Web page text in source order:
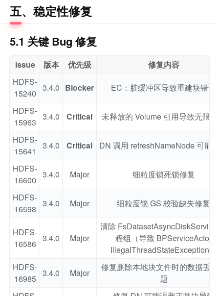
五、稳定性修复
5.1 关键 Bug 修复
Issue 版本 优先级
修复内容
HDFS-
15240
3.4.0 Blocker EC：脏缓冲区导致重建块错误
HDFS-
15963
3.4.0 Critical 未释放的 Volume 引用导致无限
HDFS-
15641
3.4.0 Critical DN 调用 refreshNameNode 可能
HDFS-
16600
3.4.0 Major 细粒度锁死锁修复
HDFS-
16598
3.4.0 Major 细粒度锁 GS 校验缺失修复
HDFS-
16586
3.4.0 Major
清除 FsDatasetAsyncDiskService
程组（导致 BPServiceActor
IllegalThreadStateException）
HDFS-
16985
3.4.0 Major
修复删除本地块文件时的数据丢
题